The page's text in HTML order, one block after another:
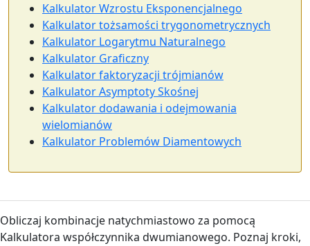
Kalkulator Wzrostu Eksponencjalnego
Kalkulator tożsamości trygonometrycznych
Kalkulator Logarytmu Naturalnego
Kalkulator Graficzny
Kalkulator faktoryzacji trójmianów
Kalkulator Asymptoty Skośnej
Kalkulator dodawania i odejmowania
wielomianów
Kalkulator Problemów Diamentowych
Obliczaj kombinacje natychmiastowo za pomocą
Kalkulatora współczynnika dwumianowego. Poznaj kroki,